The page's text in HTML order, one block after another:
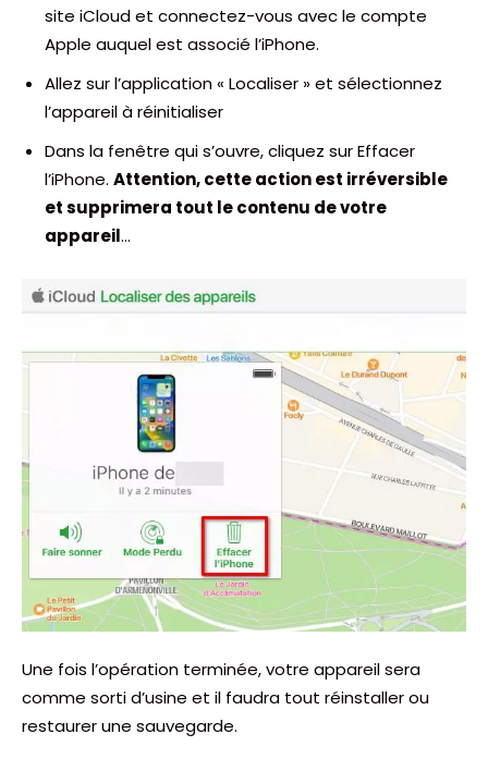
site iCloud et connectez-vous avec le compte
Apple auquel est associé l’iPhone.
Allez sur l’application « Localiser » et sélectionnez
l’appareil à réinitialiser
Dans la fenêtre qui s’ouvre, cliquez sur Effacer
l’iPhone. Attention, cette action est irréversible
et supprimera tout le contenu de votre
appareil…
Une fois l’opération terminée, votre appareil sera
comme sorti d’usine et il faudra tout réinstaller ou
restaurer une sauvegarde.